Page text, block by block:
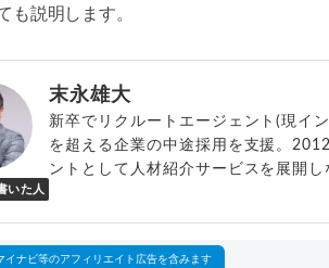
も説明します。
いた人
末永雄大
新卒でリクルートエージェント(現イ
を超える企業の中途採用を支援。
ントとして人材紹介サービスを展開
イナビ等のアフィリエイト広告を含みます